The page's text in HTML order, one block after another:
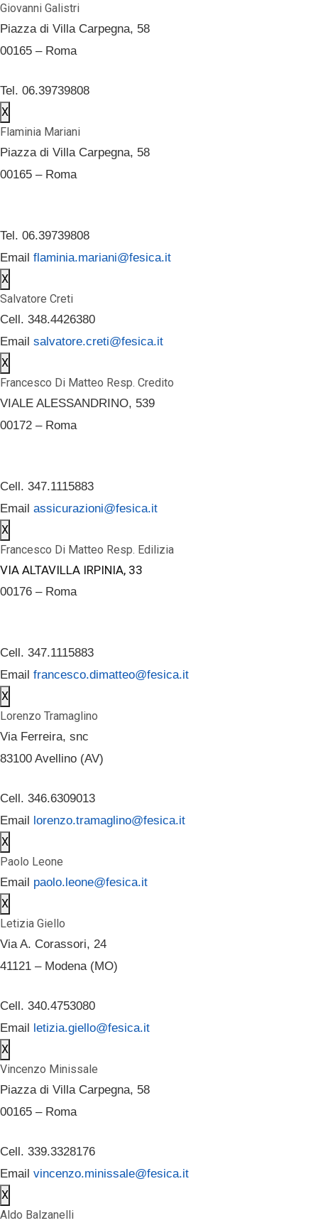
Giovanni Galistri
Piazza di Villa Carpegna, 58
00165 – Roma
Tel. 06.39739808
X
Flaminia Mariani
Piazza di Villa Carpegna, 58
00165 – Roma
Tel. 06.39739808
Email flaminia.mariani@fesica.it
X
Salvatore Creti
Cell. 348.4426380
Email salvatore.creti@fesica.it
X
Francesco Di Matteo Resp. Credito
VIALE ALESSANDRINO, 539
00172 – Roma
Cell. 347.1115883
Email assicurazioni@fesica.it
X
Francesco Di Matteo Resp. Edilizia
VIA ALTAVILLA IRPINIA, 33
00176 – Roma
Cell. 347.1115883
Email francesco.dimatteo@fesica.it
X
Lorenzo Tramaglino
Via Ferreira, snc
83100 Avellino (AV)
Cell. 346.6309013
Email lorenzo.tramaglino@fesica.it
X
Paolo Leone
Email paolo.leone@fesica.it
X
Letizia Giello
Via A. Corassori, 24
41121 – Modena (MO)
Cell. 340.4753080
Email letizia.giello@fesica.it
X
Vincenzo Minissale
Piazza di Villa Carpegna, 58
00165 – Roma
Cell. 339.3328176
Email vincenzo.minissale@fesica.it
X
Aldo Balzanelli